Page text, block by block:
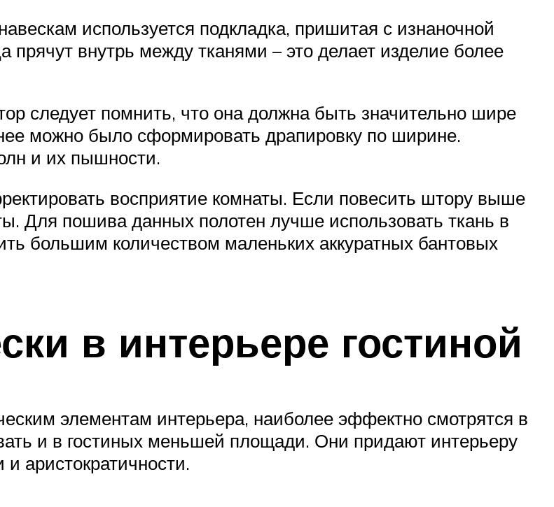
используется подкладка, пришитая с изнаночной
внутрь между тканями – это делает изделие более
следует помнить, что она должна быть значительно шире
можно было сформировать драпировку по ширине.
и их пышности.
восприятие комнаты. Если повесить штору выше
Для пошива данных полотен лучше использовать ткань в
большим количеством маленьких аккуратных бантовых
в интерьере гостиной
элементам интерьера, наиболее эффектно смотрятся в
и в гостиных меньшей площади. Они придают интерьеру
аристократичности.